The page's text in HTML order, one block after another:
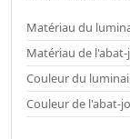
Matériau du
Matériau de
Couleur du
Couleur de l'abat-